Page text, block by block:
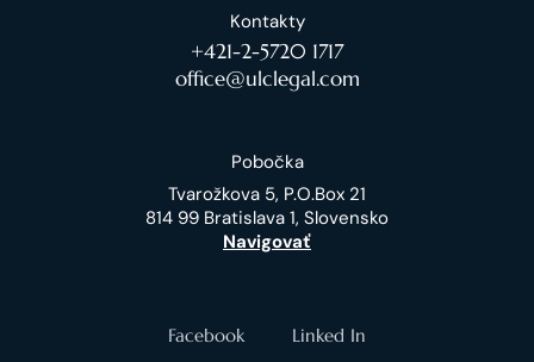
Kontakty
+421-2-5720 1717
office@ulclegal.com
Pobočka
Tvarožkova 5, P.O.Box 21
814 99 Bratislava 1, Slovensko
Navigovať
Facebook Linked In